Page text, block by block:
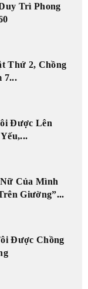
Trì Phong
Thứ 2, Chồng
7...
Được Lên
Của Mình
Giường”...
Được Chồng